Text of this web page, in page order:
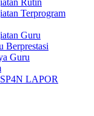
Rutin
Terprogram
Guru
Berprestasi
Guru
LAPOR